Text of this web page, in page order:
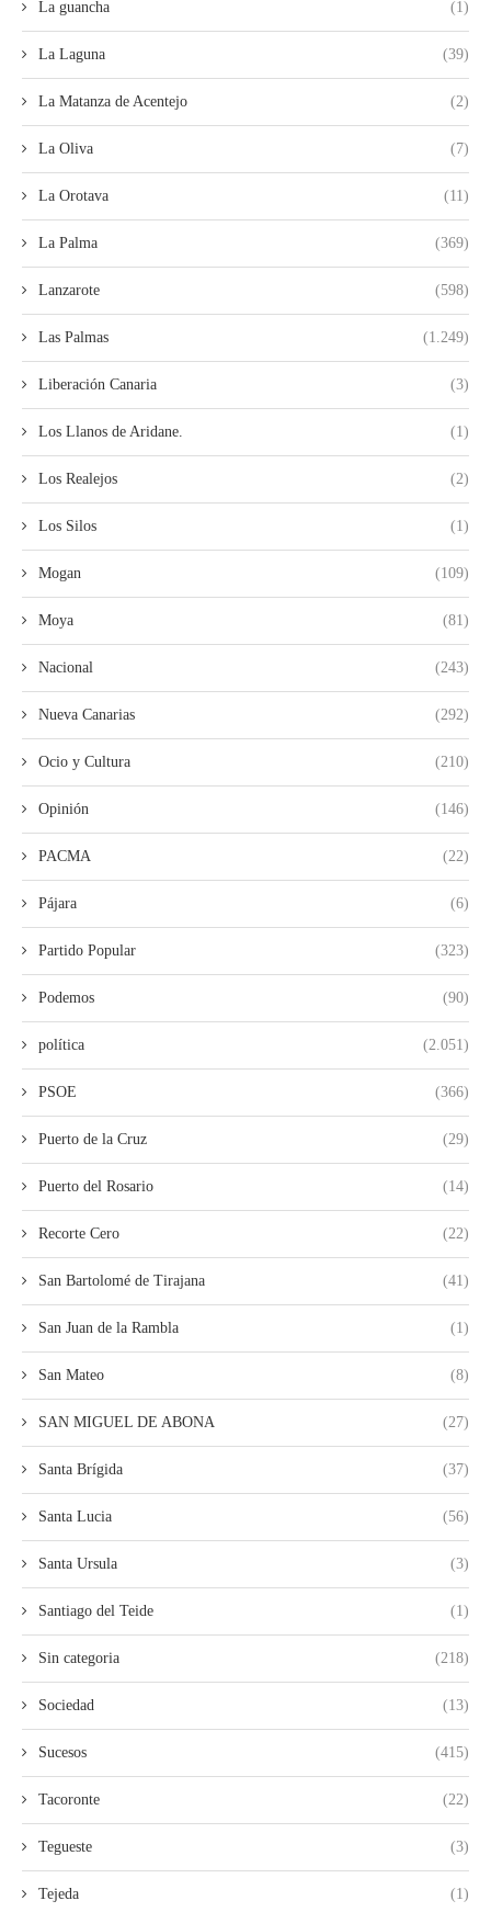
La guancha (1)
La Laguna (39)
La Matanza de Acentejo (2)
La Oliva (7)
La Orotava (11)
La Palma (369)
Lanzarote (598)
Las Palmas (1.249)
Liberación Canaria (3)
Los Llanos de Aridane. (1)
Los Realejos (2)
Los Silos (1)
Mogan (109)
Moya (81)
Nacional (243)
Nueva Canarias (292)
Ocio y Cultura (210)
Opinión (146)
PACMA (22)
Pájara (6)
Partido Popular (323)
Podemos (90)
política (2.051)
PSOE (366)
Puerto de la Cruz (29)
Puerto del Rosario (14)
Recorte Cero (22)
San Bartolomé de Tirajana (41)
San Juan de la Rambla (1)
San Mateo (8)
SAN MIGUEL DE ABONA (27)
Santa Brígida (37)
Santa Lucia (56)
Santa Ursula (3)
Santiago del Teide (1)
Sin categoria (218)
Sociedad (13)
Sucesos (415)
Tacoronte (22)
Tegueste (3)
Tejeda (1)